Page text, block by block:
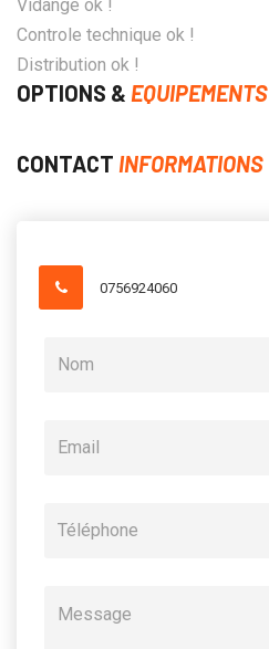
Vidange ok !
Controle technique ok !
Distribution ok !
OPTIONS & EQUIPEMENTS
CONTACT INFORMATIONS
0756924060